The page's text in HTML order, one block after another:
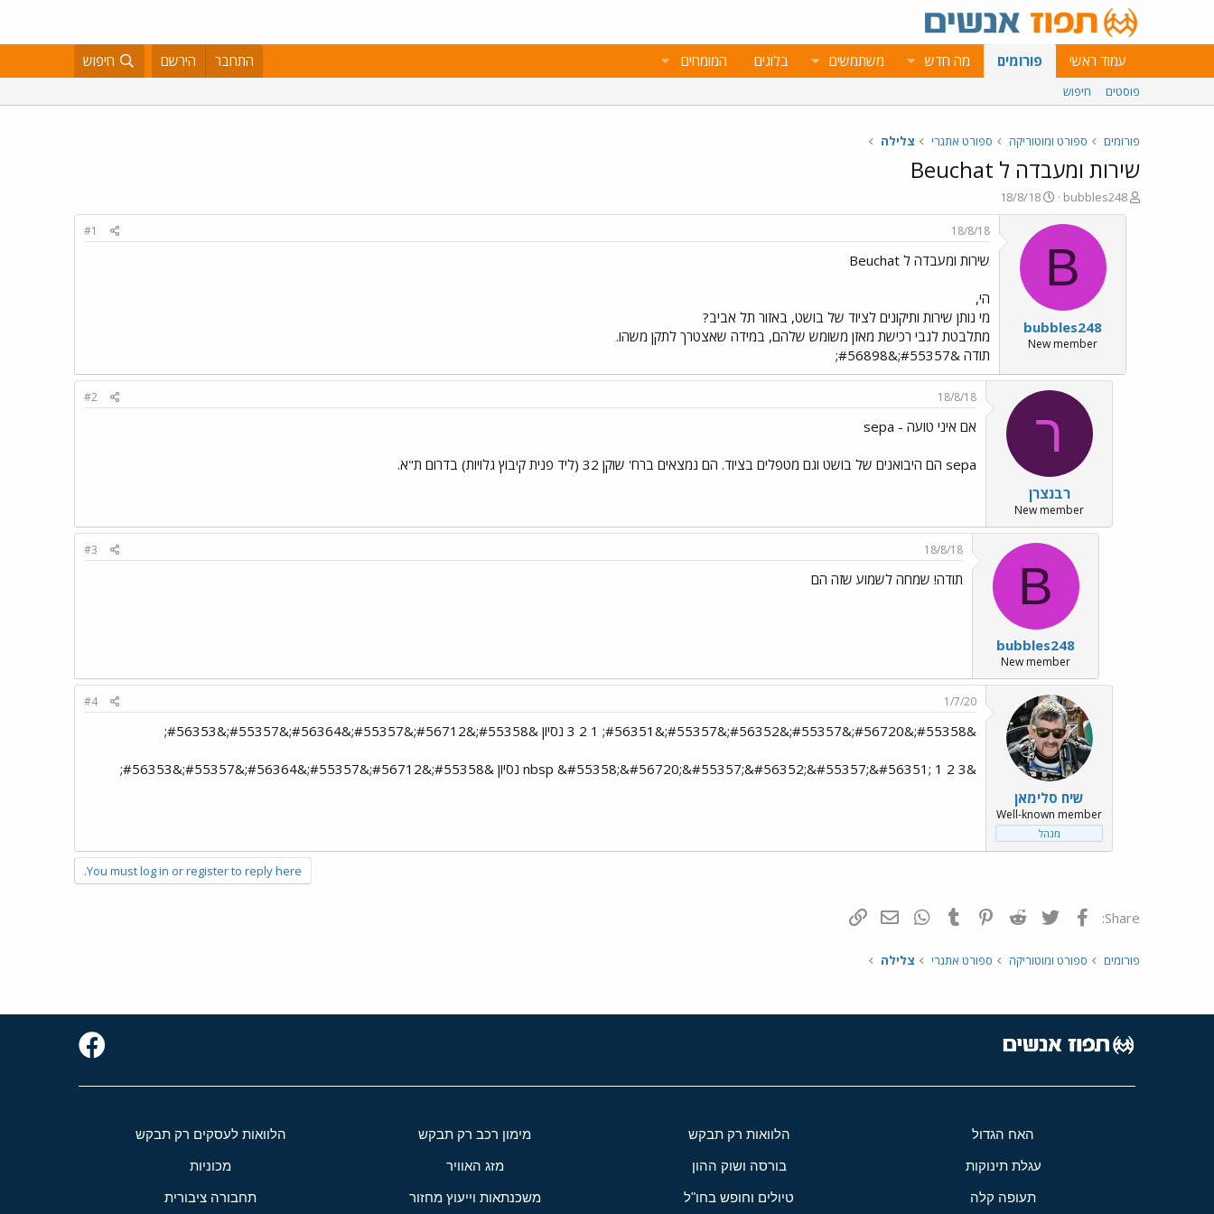
עמוד ראשי פורומים מה חדש משתמשים בלוגים המומחים התחבר הירשם חיפוש
פוסטים חיפוש
פורומים ספורט ומוטוריקה ספורט אתגרי צלילה
שירות ומעבדה ל Beuchat
פ
ו
bubbles248
פ
ו
ר
א
ר
י
18/8/18
B
bubbles248
New member
18/8/18
#1
שירות ומעבדה ל Beuchat
הי,
מי נותן שירות ותיקונים לציוד של בושט, באזור תל אביב?
מתלבטת לגבי רכישת מאזן משומש שלהם, במידה שאצטרך לתקן משהו.
תודה &#55357;&#56898;
ר
רבנצרן
New member
18/8/18
#2
אם איני טועה - sepa
sepa הם היבואנים של בושט וגם מטפלים בציוד. הם נמצאים ברח' שוקן 32 (ליד פנית קיבוץ גלויות) בדרום ת"א.
B
bubbles248
New member
18/8/18
#3
תודה! שמחה לשמוע שזה הם
שיח סלימאן
Well-known member
מנהל
1/7/20
#4
&#55358;&#56720;&#55357;&#56352;&#55357;&#56351; 1 2 3 נסיון &#55358;&#56712;&#55357;&#56364;&#55357;&#56353;
&nbsp &#55358;&#56720;&#55357;&#56352;&#55357;&#56351; 1 2 3 נסיון &#55358;&#56712;&#55357;&#56364;&#55357;&#56353;
You must log in or register to reply here.
Share: פייסבוק Twitter
Reddit
Pinterest
Tumblr
WhatsAppדואר אלקטרוני
פורומים ספורט ומוטוריקה ספורט אתגרי צלילה
האח הגדול הלוואות רק תבקש מימון רכב רק תבקש הלוואות לעסקים רק תבקש
עגלת תינוקות בורסה ושוק ההון מזג האוויר מכוניות
תעופה קלה טיולים וחופש בחו"ל משכנתאות וייעוץ מחזור תחבורה ציבורית